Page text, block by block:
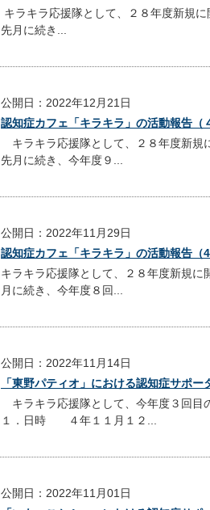
キラキラ応援隊として、２８年度新規
先月に続き...
公開日：2022年12月21日
認知症カフェ「キラキラ」の活動報告（
キラキラ応援隊として、２８年度新規
先月に続き、今年度９...
公開日：2022年11月29日
認知症カフェ「キラキラ」の活動報告（
キラキラ応援隊として、２８年度新規
月に続き、今年度８回...
公開日：2022年11月14日
「東野パティオ」における認知症サポ
キラキラ応援隊として、今年度３回目
１．日時 ４年１１月１２...
公開日：2022年11月01日